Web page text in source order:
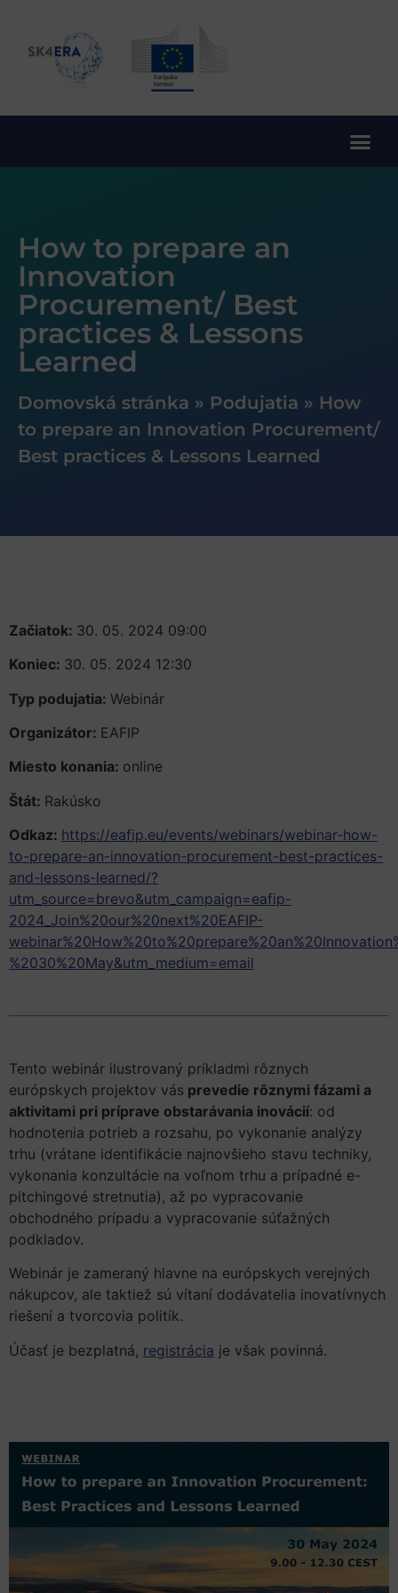
How to prepare an
Innovation
Procurement/ Best
practices & Lessons
Learned
Domovská stránka » Podujatia » How
to prepare an Innovation Procurement/
Best practices & Lessons Learned
Začiatok: 30. 05. 2024 09:00
Koniec: 30. 05. 2024 12:30
Typ podujatia: Webinár
Organizátor: EAFIP
Miesto konania: online
Štát: Rakúsko
Odkaz: https://eafip.eu/events/webinars/webinar-how-
to-prepare-an-innovation-procurement-best-practices-
and-lessons-learned/?
utm_source=brevo&utm_campaign=eafip-
2024_Join%20our%20next%20EAFIP-
%2030%20May&utm_medium=email
Tento webinár ilustrovaný príkladmi rôznych
európskych projektov vás prevedie rôznymi fázami a
aktivitami pri príprave obstarávania inovácií: od
hodnotenia potrieb a rozsahu, po vykonanie analýzy
trhu (vrátane identifikácie najnovšieho stavu techniky,
vykonania konzultácie na voľnom trhu a prípadné e-
pitchingové stretnutia), až po vypracovanie
obchodného prípadu a vypracovanie súťažných
podkladov.
Webinár je zameraný hlavne na európskych verejných
nákupcov, ale taktiež sú vítaní dodávatelia inovatívnych
riešení a tvorcovia politík.
Účasť je bezplatná, registrácia je však povinná.